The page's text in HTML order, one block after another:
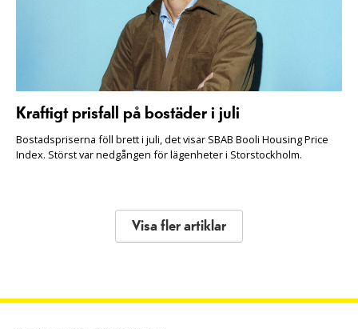
Kraftigt prisfall på bostäder i juli
Bostadspriserna föll brett i juli, det visar SBAB Booli Housing Price
Index. Störst var nedgången för lägenheter i Storstockholm.
Visa fler artiklar